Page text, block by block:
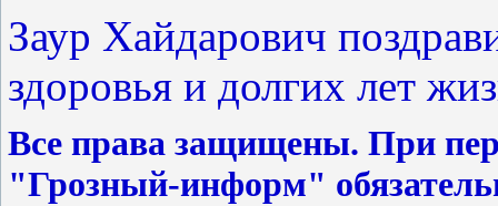
Заур Хайдарович
здоровья и долгих лет
Все права защищены. При
"Грозный-информ"